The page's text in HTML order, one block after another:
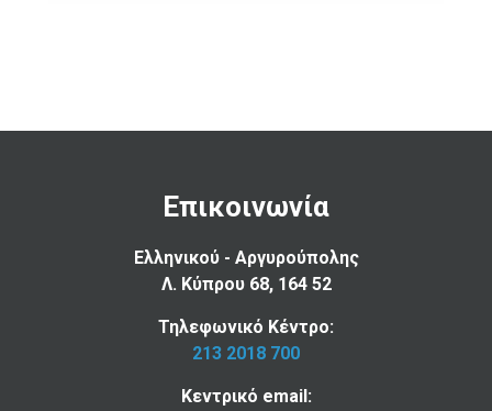
Επικοινωνία
Ελληνικού - Αργυρούπολης
Λ. Κύπρου 68, 164 52
Τηλεφωνικό Κέντρο:
213 2018 700
Κεντρικό email: